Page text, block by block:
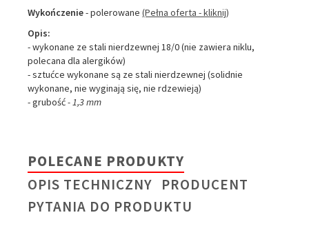
Wykończenie- polerowane (Pełna oferta - kliknij)
Opis:
- wykonane ze stali nierdzewnej 18/0 (nie zawiera niklu,
polecana dla alergików)
- sztućce wykonane są ze stali nierdzewnej (solidnie
wykonane, nie wyginają się, nie rdzewieją)
- grubość- 1,3 mm
POLECANE PRODUKTY
OPIS TECHNICZNY PRODUCENT
PYTANIA DO PRODUKTU